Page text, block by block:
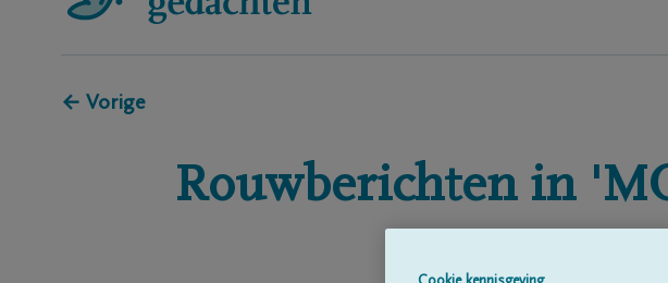
← Vorige
Rouwberichten in